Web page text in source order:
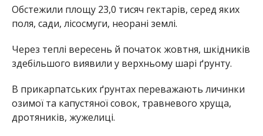
Обстежили площу 23,0 тисяч гектарів, серед яких
поля, сади, лісосмуги, неорані землі.
Через теплі вересень й початок жовтня, шкідників
здебільшого виявили у верхньому шарі ґрунту.
В прикарпатських ґрунтах переважають личинки
озимої та капустяної совок, травневого хруща,
дротяників, жужелиці.